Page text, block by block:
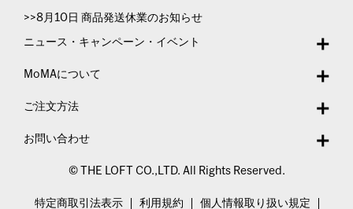
>>8月10日 商品発送休業のお知らせ
ニュース・キャンペーン・イベント
MoMAについて
ご注文方法
お問い合わせ
© THE LOFT CO.,LTD. All Rights Reserved.
特定商取引法表示 利用規約 個人情報取り扱い規定